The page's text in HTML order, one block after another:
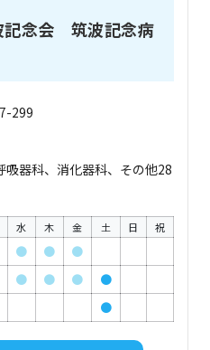
念会 筑波記念病
299
器科、消化器科、その他28
水 木 金 土 日 祝
● ●
●
● ● ●
●
●